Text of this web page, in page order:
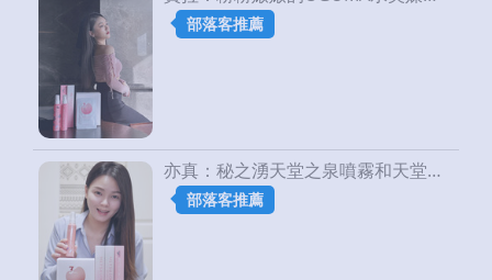
部落客推薦
亦真：秘之湧天堂之泉噴霧和天堂之泉玻尿酸水面膜EX ，是我裡裡外外保養的好幫手~~｜OGUMA水美媒
部落客推薦